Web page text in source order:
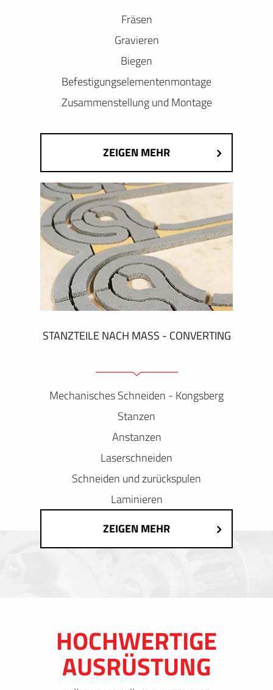
Fräsen
Gravieren
Biegen
Befestigungselementenmontage
Zusammenstellung und Montage
ZEIGEN MEHR
STANZTEILE NACH MASS - CONVERTING
Mechanisches Schneiden - Kongsberg
Stanzen
Anstanzen
Laserschneiden
Schneiden und zurückspulen
Laminieren
ZEIGEN MEHR
HOCHWERTIGE
AUSRÜSTUNG